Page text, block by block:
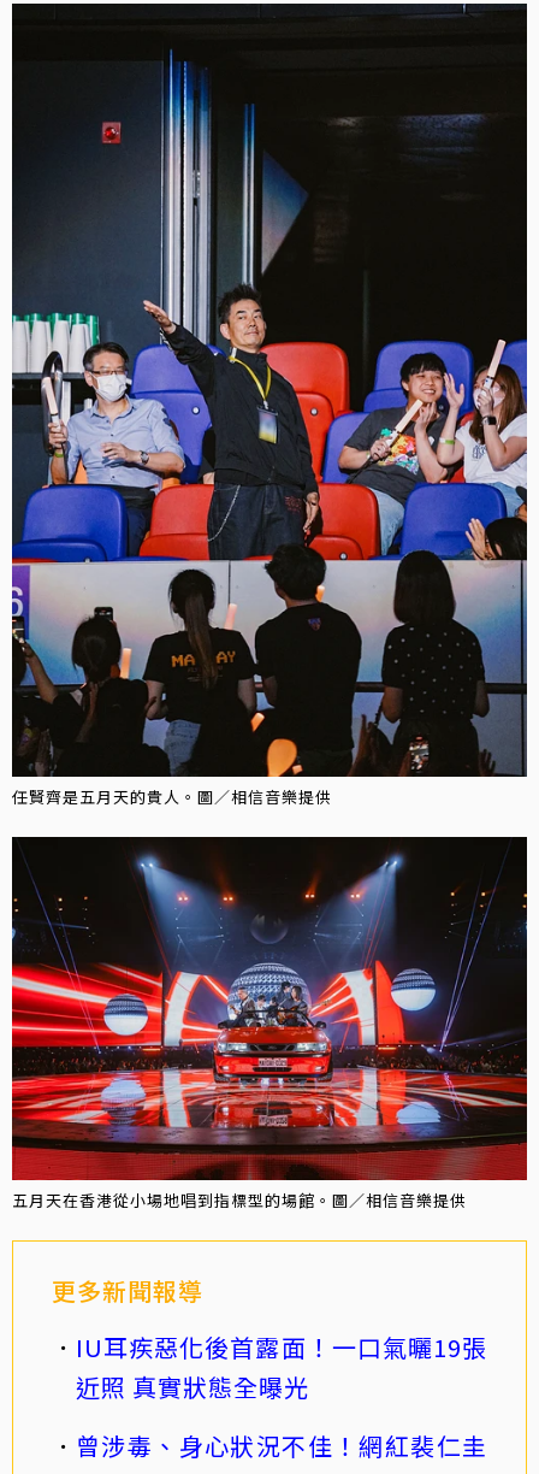
任賢齊是五月天的貴人。圖／相信音樂提供
五月天在香港從小場地唱到指標型的場館。圖／相信音樂提供
更多新聞報導
IU耳疾惡化後首露面！一口氣曬19張
近照 真實狀態全曝光
曾涉毒、身心狀況不佳！網紅裴仁圭